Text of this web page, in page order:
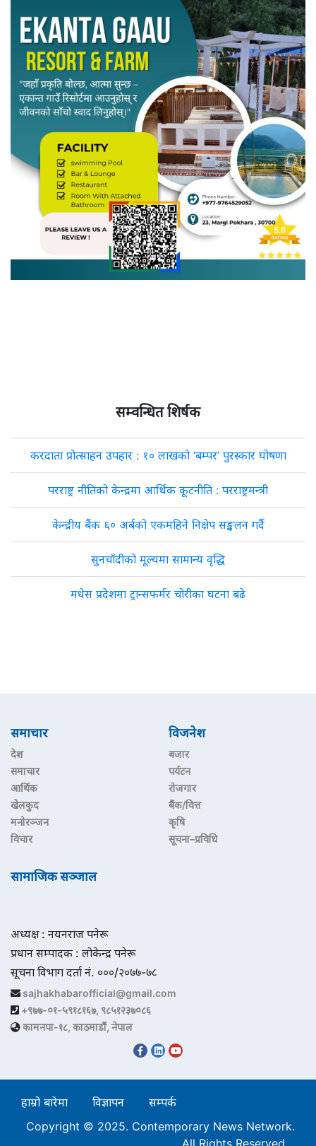
सम्वन्धित शिर्षक
करदाता प्रोत्साहन उपहार : १० लाखको ‘बम्पर’ पुरस्कार घोषणा
परराष्ट्र नीतिको केन्द्रमा आर्थिक कूटनीति : परराष्ट्रमन्त्री
केन्द्रीय बैंक ६० अर्बको एकमहिने निक्षेप सङ्कलन गर्दै
सुनचाँदीको मूल्यमा सामान्य वृद्धि
मधेस प्रदेशमा ट्रान्सफर्मर चोरीका घटना बढे
समाचार
देश
समाचार
आर्थिक
खेलकुद
मनोरञ्जन
विचार
विजनेश
बजार
पर्यटन
रोजगार
बैंक/वित्त
कृषि
सूचना–प्रविधि
सामाजिक सञ्जाल
अध्यक्ष : नयनराज पनेरू
प्रधान सम्पादक : लोकेन्द्र पनेरू
सूचना विभाग दर्ता नं. ०००/२०७७-७८
sajhakhabarofficial@gmail.com
+९७७-०१-५९१८१६७, ९८५१२३७०८६
कामनपा-१८, काठमाडौं, नेपाल
हाम्रो बारेमा विज्ञापन
सम्पर्क
Copyright © 2025. Contemporary News Network.